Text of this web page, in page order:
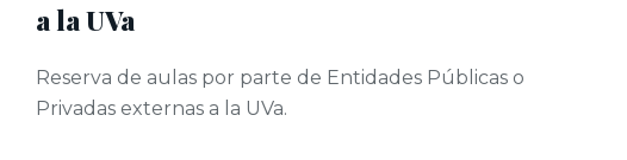
a la UVa
Reserva de aulas por parte de Entidades Públicas o
Privadas externas a la UVa.